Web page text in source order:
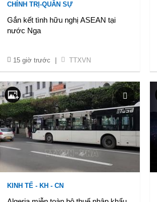
CHÍNH TRỊ-QUÂN SỰ
Gắn kết tình hữu nghị ASEAN tại
nước Nga
15 giờ trước TTXVN
KINH TẾ - KH - CN